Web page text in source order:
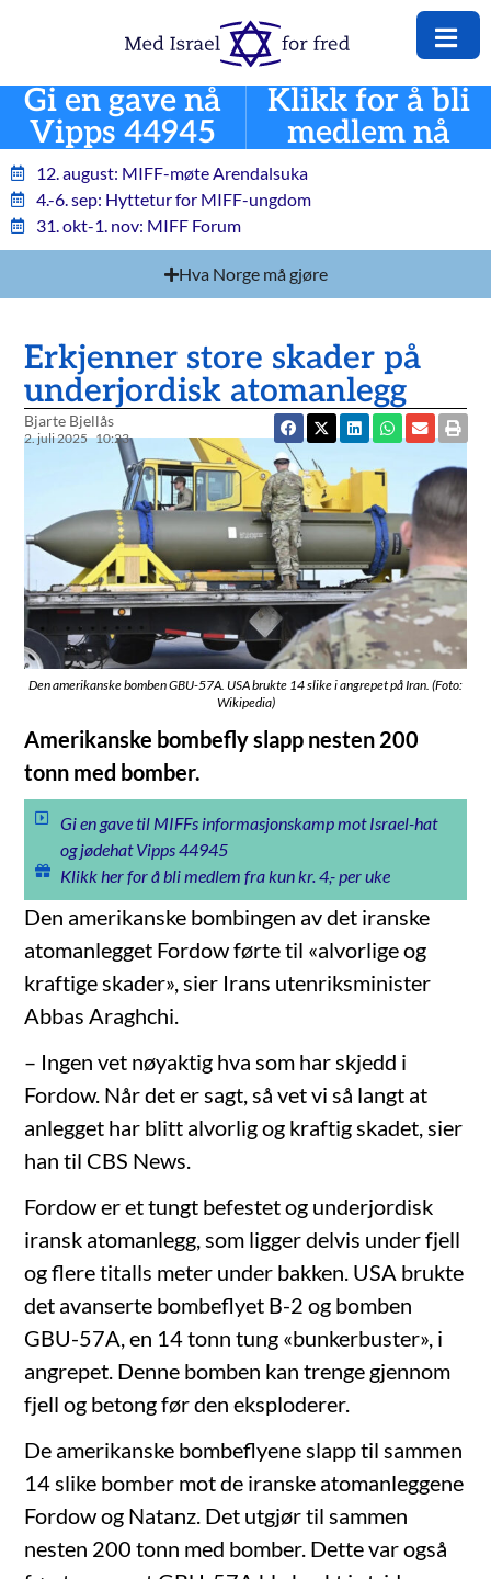
Gi en gave nå
Vipps 44945
Klikk for å bli
medlem nå
12. august: MIFF-møte Arendalsuka
4.-6. sep: Hyttetur for MIFF-ungdom
31. okt-1. nov: MIFF Forum
Hva Norge må gjøre
Erkjenner store skader på
underjordisk atomanlegg
Bjarte Bjellås
2. juli 2025 10:23
Den amerikanske bomben GBU-57A. USA brukte 14 slike i angrepet på Iran. (Foto:
Wikipedia)
Amerikanske bombefly slapp nesten 200
tonn med bomber.
Gi en gave til MIFFs informasjonskamp mot Israel-hat
og jødehat Vipps 44945
Klikk her for å bli medlem fra kun kr. 4,- per uke
Den amerikanske bombingen av det iranske
atomanlegget Fordow førte til «alvorlige og
kraftige skader», sier Irans utenriksminister
Abbas Araghchi.
– Ingen vet nøyaktig hva som har skjedd i
Fordow. Når det er sagt, så vet vi så langt at
anlegget har blitt alvorlig og kraftig skadet, sier
han til CBS News.
Fordow er et tungt befestet og underjordisk
iransk atomanlegg, som ligger delvis under fjell
og flere titalls meter under bakken. USA brukte
det avanserte bombeflyet B-2 og bomben
GBU-57A, en 14 tonn tung «bunkerbuster», i
angrepet. Denne bomben kan trenge gjennom
fjell og betong før den eksploderer.
De amerikanske bombeflyene slapp til sammen
14 slike bomber mot de iranske atomanleggene
Fordow og Natanz. Det utgjør til sammen
nesten 200 tonn med bomber. Dette var også